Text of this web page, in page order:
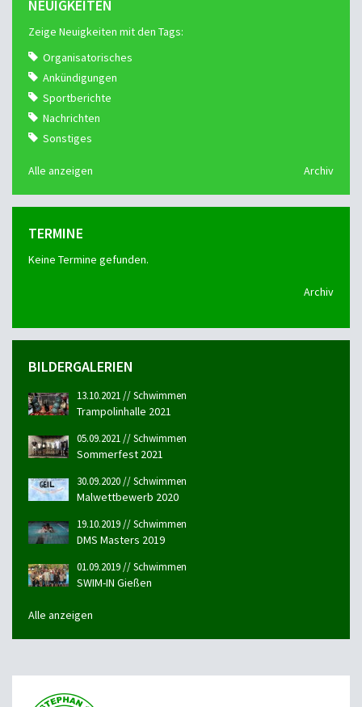
NEUIGKEITEN
Zeige Neuigkeiten mit den Tags:
Organisatorisches
Ankündigungen
Sportberichte
Nachrichten
Sonstiges
Alle anzeigen Archiv
TERMINE
Keine Termine gefunden.
Archiv
BILDERGALERIEN
13.10.2021 // Schwimmen
Trampolinhalle 2021
05.09.2021 // Schwimmen
Sommerfest 2021
30.09.2020 // Schwimmen
Malwettbewerb 2020
19.10.2019 // Schwimmen
DMS Masters 2019
01.09.2019 // Schwimmen
SWIM-IN Gießen
Alle anzeigen